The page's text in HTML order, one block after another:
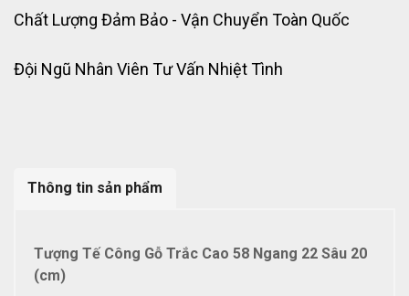
Chất Lượng Đảm Bảo - Vận Chuyển Toàn Quốc
Đội Ngũ Nhân Viên Tư Vấn Nhiệt Tình
Thông tin sản phẩm
Tượng Tế Công Gỗ Trắc Cao 58 Ngang 22 Sâu 20
(cm)